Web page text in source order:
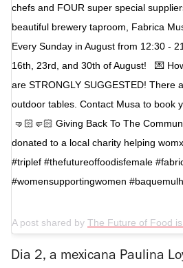
chefs and FOUR super special
beautiful brewery taproom, Fabrica
Every Sunday in August from 12:30 -
16th, 23rd, and 30th of August! ⁣ ⁣ 💌
are STRONGLY SUGGESTED! There
outdoor tables. Contact Musa to book
🤜🏻🤛🏻 Giving Back To The
donated to a local charity helping
#triplef #thefutureoffoodisfemale
#womensupportingwomen
A post shared by The Future of Food
Dia 2, a mexicana Paulina